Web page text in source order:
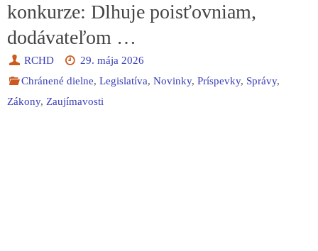
konkurze: Dlhuje poisťovniam,
dodávateľom …
RCHD
29. mája 2026
Chránené dielne,Legislatíva,Novinky,Príspevky, Správy,
Zákony, Zaujímavosti